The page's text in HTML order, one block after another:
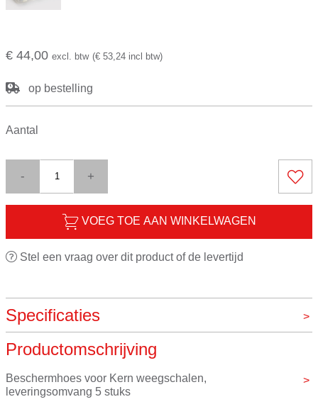
€ 44,00 excl. btw (€ 53,24 incl btw)
op bestelling
Aantal
- +
VOEG TOE AAN WINKELWAGEN
Stel een vraag over dit product of de levertijd
Specificaties
Merk
Productomschrijving
Beschermhoes voor Kern weegschalen,
leveringsomvang 5 stuks